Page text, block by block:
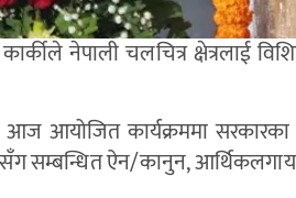
नेपाली चलचित्र क्षेत्रलाई
आयोजित कार्यक्रममा सरकारका
सम्बन्धित ऐन/कानुन,